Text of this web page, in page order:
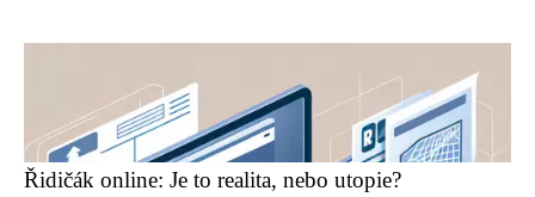
Řidičák online: Je to realita, nebo utopie?